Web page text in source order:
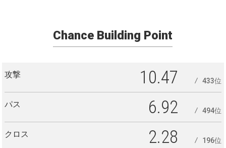
Chance Building Point
攻撃 10.47 433位
パス 6.92 494位
クロス 2.28 196位